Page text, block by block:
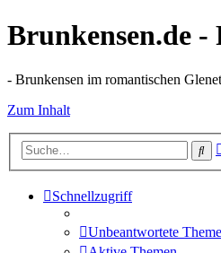
Brunkensen.de -
- Brunkensen im romantischen
Zum Inhalt
Schnellzugriff
Unbeantwortete